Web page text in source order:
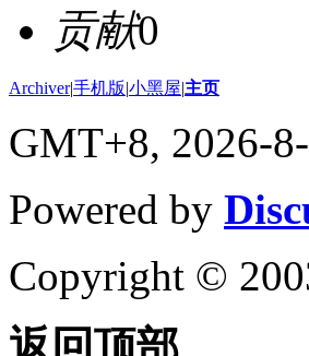
贡献0
Archiver|手机版|小黑屋|主页
GMT+8, 2026-
Powered by
Copyright ©